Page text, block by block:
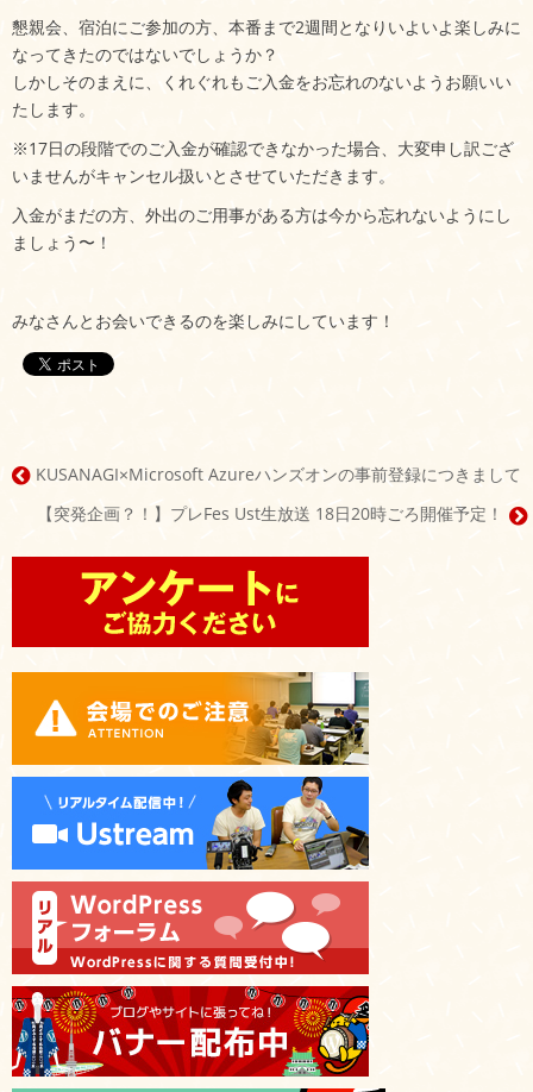
懇親会、宿泊にご参加の方、本番まで2週間となりいよいよ楽しみに
なってきたのではないでしょうか？
しかしそのまえに、くれぐれもご入金をお忘れのないようお願いい
たします。
※17日の段階でのご入金が確認できなかった場合、大変申し訳ござ
いませんがキャンセル扱いとさせていただきます。
入金がまだの方、外出のご用事がある方は今から忘れないようにし
ましょう〜！
みなさんとお会いできるのを楽しみにしています！
投
ビ
KUSANAGI×Microsoft Azureハンズオンの事前登録につきまして
【突発企画？！】プレFes Ust生放送 18日20時ごろ開催予定！